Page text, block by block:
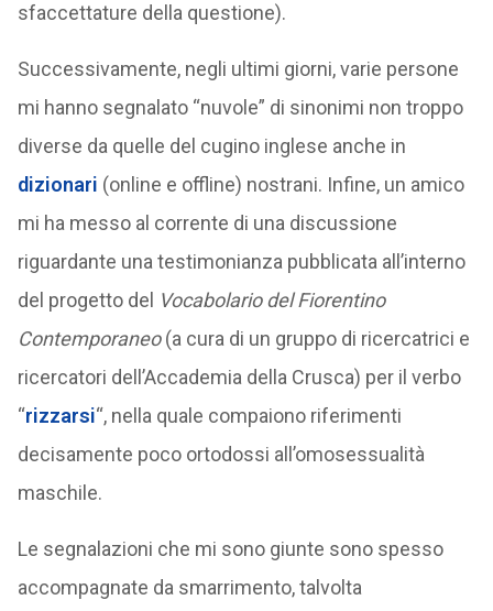
sfaccettature della questione).
Successivamente, negli ultimi giorni, varie persone
mi hanno segnalato “nuvole” di sinonimi non troppo
diverse da quelle del cugino inglese anche in
dizionari (online e offline) nostrani. Infine, un amico
mi ha messo al corrente di una discussione
riguardante una testimonianza pubblicata all’interno
del progetto del Vocabolario del Fiorentino
Contemporaneo(a cura di un gruppo di ricercatrici e
ricercatori dell’Accademia della Crusca) per il verbo
“rizzarsi“, nella quale compaiono riferimenti
decisamente poco ortodossi all’omosessualità
maschile.
Le segnalazioni che mi sono giunte sono spesso
accompagnate da smarrimento, talvolta